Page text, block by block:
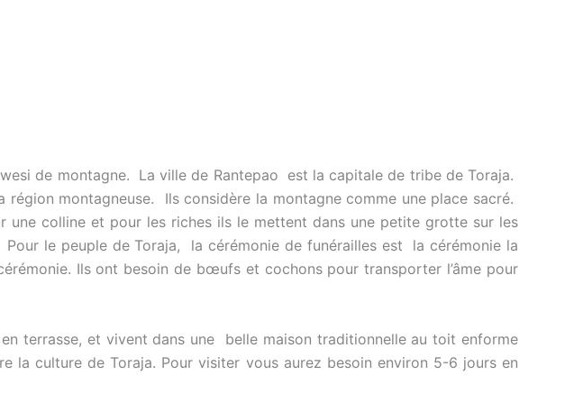
de montagne. La ville de Rantepao est la capitale de tribe de Toraja.
montagneuse. Ils considère la montagne comme une place sacré.
colline et pour les riches ils le mettent dans une petite grotte sur les
le peuple de Toraja, la cérémonie de funérailles est la cérémonie la
Ils ont besoin de bœufs et cochons pour transporter l’âme pour
terrasse, et vivent dans une belle maison traditionnelle au toit enforme
la culture de Toraja. Pour visiter vous aurez besoin environ 5-6 jours en